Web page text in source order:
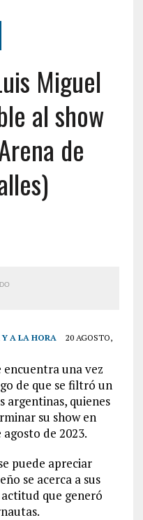
Miguel
al show
de
A LA HORA
20 AGOSTO,
encuentra una vez
de que se filtró un
argentinas, quienes
su show en
de 2023.
puede apreciar
se acerca a sus
que generó